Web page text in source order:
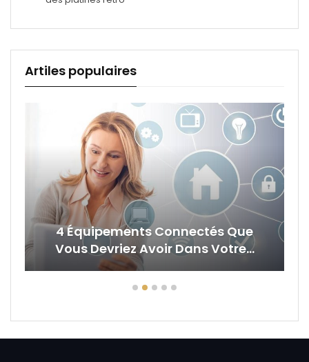
Artiles populaires
4 Équipements Connectés Que
Vous Devriez Avoir Dans Votre…